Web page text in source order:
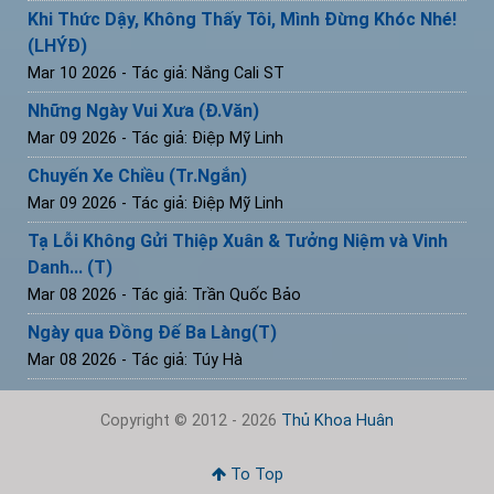
Khi Thức Dậy, Không Thấy Tôi, Mình Đừng Khóc Nhé!
(LHÝĐ)
Mar 10 2026 - Tác giả: Nắng Cali ST
Những Ngày Vui Xưa (Đ.Văn)
Mar 09 2026 - Tác giả: Điệp Mỹ Linh
Chuyến Xe Chiều (Tr.Ngắn)
Mar 09 2026 - Tác giả: Điệp Mỹ Linh
Tạ Lỗi Không Gửi Thiệp Xuân & Tưởng Niệm và Vinh
Danh... (T)
Mar 08 2026 - Tác giả: Trần Quốc Bảo
Ngày qua Đồng Đế Ba Làng(T)
Mar 08 2026 - Tác giả: Túy Hà
Copyright © 2012 - 2026 Thủ Khoa Huân
To Top